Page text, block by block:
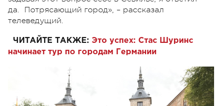
да. Потрясающий город», – рассказал
телеведущий.
ЧИТАЙТЕ ТАКЖЕ: Это успех: Стас Шуринс
начинает тур по городам Германии